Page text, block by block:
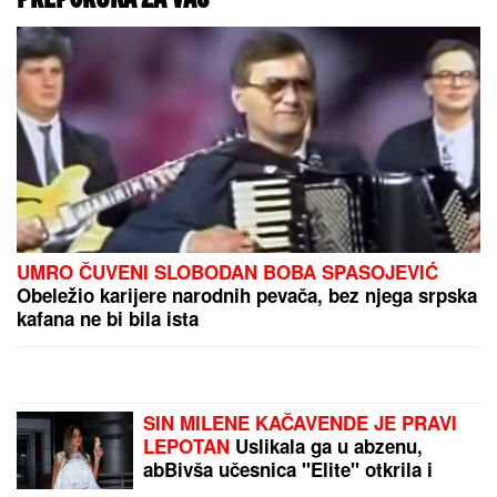
OGLASILA SE TANJA
SAVIĆ NAKON ŠTO JE
BRŽE-BOLJE PREKINULA
KONCERT"Meni to
mnogo znači", čim je
shvatila da situacija
IZMIČE KONTROLI morala
da reaguje
IZ RAVNE VOJVODINE